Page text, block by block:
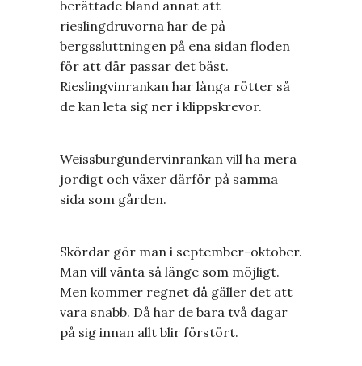
berättade bland annat att
rieslingdruvorna har de på
bergssluttningen på ena sidan floden
för att där passar det bäst.
Rieslingvinrankan har långa rötter så
de kan leta sig ner i klippskrevor.
Weissburgundervinrankan vill ha mera
jordigt och växer därför på samma
sida som gården.
Skördar gör man i september-oktober.
Man vill vänta så länge som möjligt.
Men kommer regnet då gäller det att
vara snabb. Då har de bara två dagar
på sig innan allt blir förstört.